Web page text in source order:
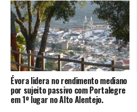
Évora lidera no rendimento mediano
por sujeito passivo com Portalegre
em 1º lugar no Alto Alentejo.